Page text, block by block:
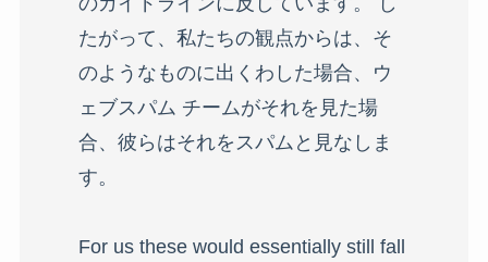
たがって、私たちの観点からは、そ
のようなものに出くわした場合、ウ
ェブスパム チームがそれを見た場
合、彼らはそれをスパムと見なしま
す。
For us these would essentially still fall